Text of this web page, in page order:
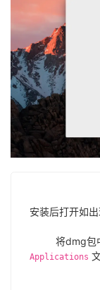
安装后打开如
将dmg包
Applications